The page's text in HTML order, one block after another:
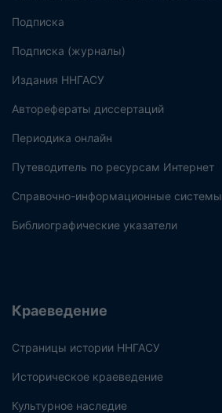
Подписка
Подписка (журналы)
Издания ННГАСУ
Авторефераты диссертаций
Периодика онлайн
Путеводитель по ресурсам Интернет
Справочно-информационные системы
Библиографические указатели
Краеведение
Страницы истории ННГАСУ
Историческое краеведение
Культурное наследие